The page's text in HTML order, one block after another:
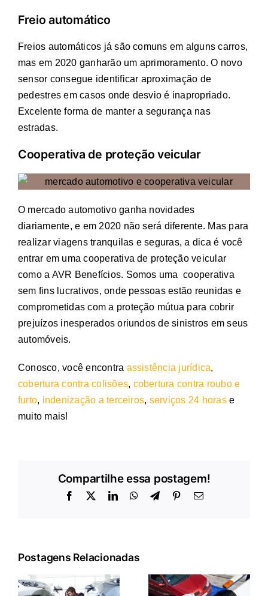
Freio automático
Freios automáticos já são comuns em alguns carros,
mas em 2020 ganharão um aprimoramento. O novo
sensor consegue identificar aproximação de
pedestres em casos onde desvio é inapropriado.
Excelente forma de manter a segurança nas
estradas.
Cooperativa de proteção veicular
O mercado automotivo ganha novidades
diariamente, e em 2020 não será diferente. Mas para
realizar viagens tranquilas e seguras, a dica é você
entrar em uma cooperativa de proteção veicular
como a AVR Benefícios. Somos uma cooperativa
sem fins lucrativos, onde pessoas estão reunidas e
comprometidas com a proteção mútua para cobrir
prejuízos inesperados oriundos de sinistros em seus
automóveis.
Conosco, você encontra assistência jurídica,
cobertura contra colisões, cobertura contra roubo e
furto, indenização a terceiros, serviços 24 horase
muito mais!
Compartilhe essa postagem!
Facebook LinkedInWhatsApp
TelegramPinterest
E-
Postagens Relacionadas